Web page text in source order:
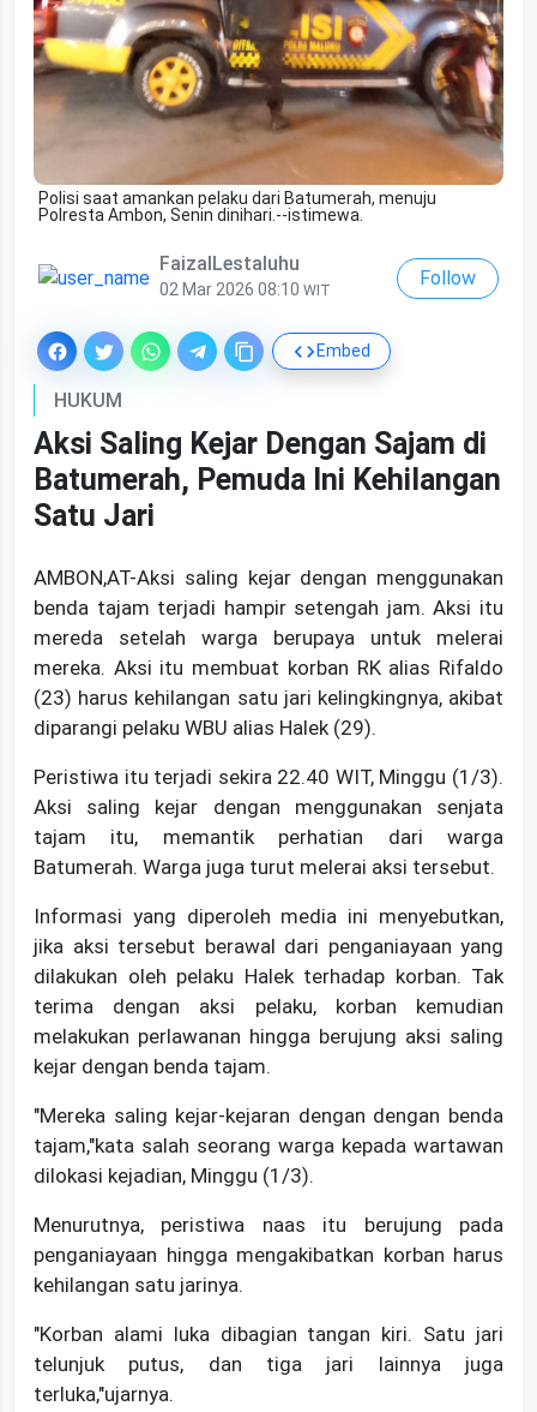
Polisi saat amankan pelaku dari Batumerah, menuju
Polresta Ambon, Senin dinihari.--istimewa.
FaizalLestaluhu
02 Mar 2026 08:10 WIT
Follow
Embed
HUKUM
Aksi Saling Kejar Dengan Sajam di
Batumerah, Pemuda Ini Kehilangan
Satu Jari
AMBON,AT-Aksi saling kejar dengan menggunakan
benda tajam terjadi hampir setengah jam. Aksi itu
mereda setelah warga berupaya untuk melerai
mereka. Aksi itu membuat korban RK alias Rifaldo
(23) harus kehilangan satu jari kelingkingnya, akibat
diparangi pelaku WBU alias Halek (29).
Peristiwa itu terjadi sekira 22.40 WIT, Minggu (1/3).
Aksi saling kejar dengan menggunakan senjata
tajam itu, memantik perhatian dari warga
Batumerah. Warga juga turut melerai aksi tersebut.
Informasi yang diperoleh media ini menyebutkan,
jika aksi tersebut berawal dari penganiayaan yang
dilakukan oleh pelaku Halek terhadap korban. Tak
terima dengan aksi pelaku, korban kemudian
melakukan perlawanan hingga berujung aksi saling
kejar dengan benda tajam.
"Mereka saling kejar-kejaran dengan dengan benda
tajam,"kata salah seorang warga kepada wartawan
dilokasi kejadian, Minggu (1/3).
Menurutnya, peristiwa naas itu berujung pada
penganiayaan hingga mengakibatkan korban harus
kehilangan satu jarinya.
"Korban alami luka dibagian tangan kiri. Satu jari
telunjuk putus, dan tiga jari lainnya juga
terluka,"ujarnya.